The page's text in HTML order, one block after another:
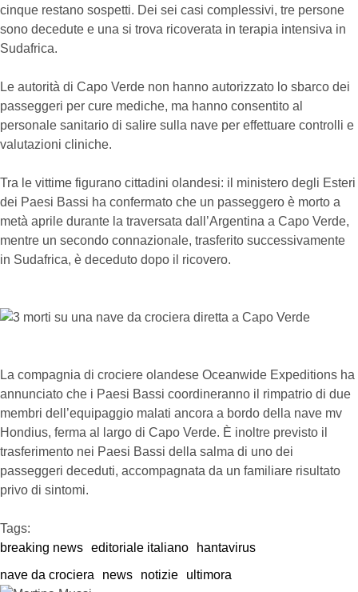
cinque restano sospetti. Dei sei casi complessivi, tre persone
sono decedute e una si trova ricoverata in terapia intensiva in
Sudafrica.
Le autorità di Capo Verde non hanno autorizzato lo sbarco dei
passeggeri per cure mediche, ma hanno consentito al
personale sanitario di salire sulla nave per effettuare controlli e
valutazioni cliniche.
Tra le vittime figurano cittadini olandesi: il ministero degli Esteri
dei Paesi Bassi ha confermato che un passeggero è morto a
metà aprile durante la traversata dall’Argentina a Capo Verde,
mentre un secondo connazionale, trasferito successivamente
in Sudafrica, è deceduto dopo il ricovero.
La compagnia di crociere olandese Oceanwide Expeditions ha
annunciato che i Paesi Bassi coordineranno il rimpatrio di due
membri dell’equipaggio malati ancora a bordo della nave mv
Hondius, ferma al largo di Capo Verde. È inoltre previsto il
trasferimento nei Paesi Bassi della salma di uno dei
passeggeri deceduti, accompagnata da un familiare risultato
privo di sintomi.
Tags:
breaking news editoriale italiano
hantavirus
nave da crociera
news notizie ultimora